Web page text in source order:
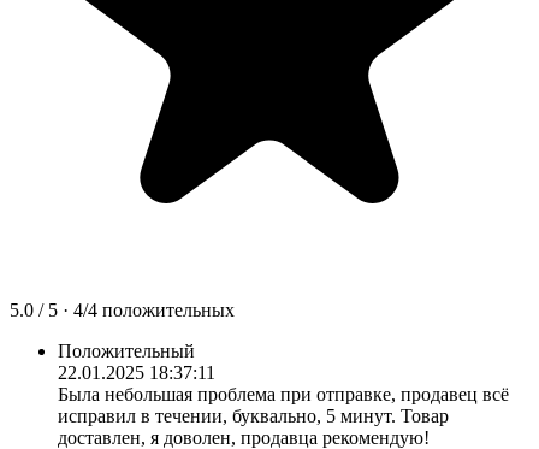
5.0 / 5 · 4/4 положительных
Положительный
22.01.2025 18:37:11
Была небольшая проблема при отправке, продавец всё
исправил в течении, буквально, 5 минут. Товар
доставлен, я доволен, продавца рекомендую!